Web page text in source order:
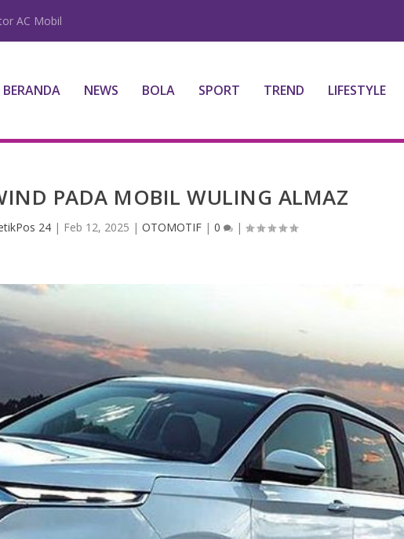
AC Mobil
BERANDA NEWS BOLA SPORT TREND LIFESTYLE
PADA MOBIL WULING ALMAZ
24 | Feb 12, 2025 |OTOMOTIF |0 |